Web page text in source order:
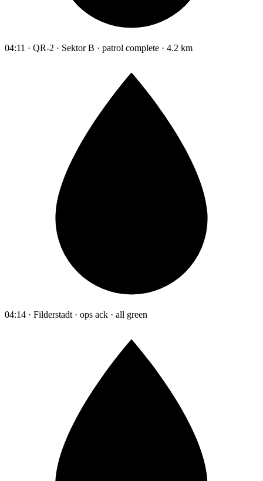
04:11 · QR-2 · Sektor B · patrol complete · 4.2 km
04:14 · Filderstadt · ops ack · all green